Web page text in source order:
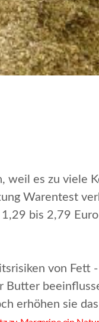
es zu viele
Warentest
bis 2,79
von Fett
erhöhen sie